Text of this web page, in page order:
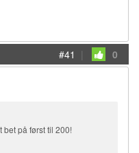
#41 | 0
bet på først til 200!